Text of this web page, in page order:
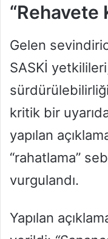
“Rehavete
Gelen
SASKİ
kritik bir
yapılan
“rahatlama”
vurgulandı.
Yapılan